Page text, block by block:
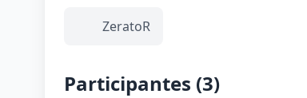
ZeratoR
Participantes (3)